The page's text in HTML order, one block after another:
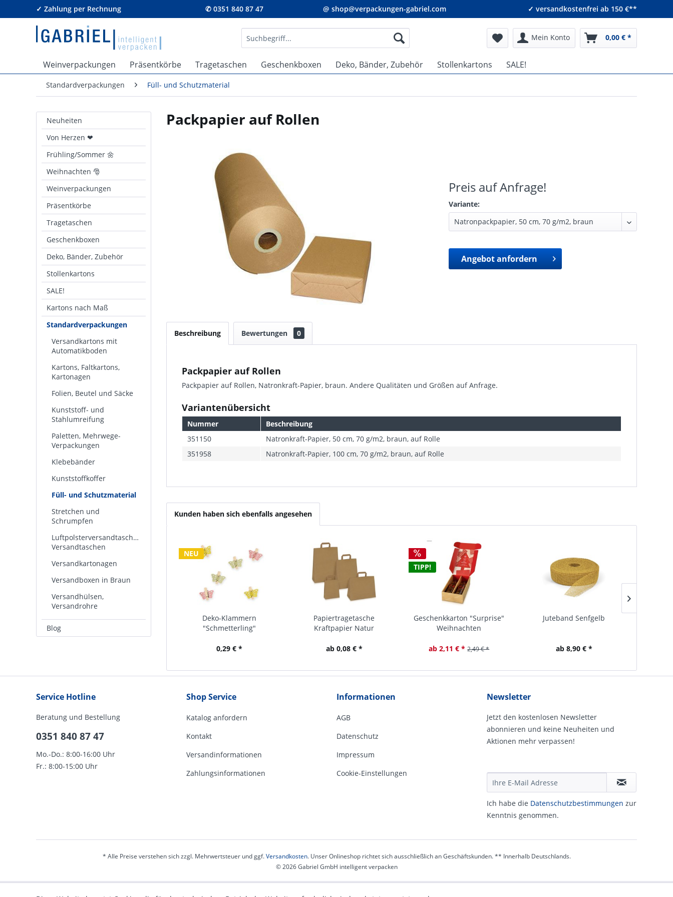
✓ Zahlung per Rechnung ✆ 0351 840 87 47 @ shop@verpackungen-gabriel.com ✓ versandkostenfrei ab 150 €**
Mein Konto 0,00 € *
Weinverpackungen Präsentkörbe Tragetaschen Geschenkboxen Deko, Bänder, Zubehör Stollenkartons SALE!
Standardverpackungen Füll- und Schutzmaterial
Neuheiten
Von Herzen ❤
Frühling/Sommer 🌼
Weihnachten 🎅
Weinverpackungen
Präsentkörbe
Tragetaschen
Geschenkboxen
Deko, Bänder, Zubehör
Stollenkartons
SALE!
Kartons nach Maß
Standardverpackungen
Versandkartons mit
Automatikboden
Kartons, Faltkartons,
Kartonagen
Folien, Beutel und Säcke
Kunststoff- und
Stahlumreifung
Paletten, Mehrwege-
Verpackungen
Klebebänder
Kunststoffkoffer
Füll- und Schutzmaterial
Stretchen und
Schrumpfen
Luftpolsterversandtaschen,
Versandtaschen
Versandkartonagen
Versandboxen in Braun
Versandhülsen,
Versandrohre
Blog
Packpapier auf Rollen
Preis auf Anfrage!
Variante:
Angebot anfordern
Beschreibung Bewertungen 0
Packpapier auf Rollen
Packpapier auf Rollen, Natronkraft-Papier, braun. Andere Qualitäten und Größen auf Anfrage.
Variantenübersicht
Nummer
Beschreibung
351150
Natronkraft-Papier, 50 cm, 70 g/m2, braun, auf Rolle
351958
Natronkraft-Papier, 100 cm, 70 g/m2, braun, auf Rolle
Kunden haben sich ebenfalls angesehen
NEU
Deko-Klammern
"Schmetterling"
0,29 € *
Papiertragetasche
Kraftpapier Natur
ab 0,08 € *
TIPP!
Geschenkkarton "Surprise"
Weihnachten
ab 2,11 € * 2,49 € *
Juteband Senfgelb
ab 8,90 € *
Service Hotline
Beratung und Bestellung
0351 840 87 47
Mo.-Do.: 8:00-16:00 Uhr
Fr.: 8:00-15:00 Uhr
Shop Service
Katalog anfordern
Kontakt
Versandinformationen
Zahlungsinformationen
Informationen
AGB
Datenschutz
Impressum
Cookie-Einstellungen
Newsletter
Jetzt den kostenlosen Newsletter
abonnieren und keine Neuheiten und
Aktionen mehr verpassen!
Ich habe die Daten­schutz­be­stim­mungen zur
Kennt­nis genommen.
* Alle Preise verstehen sich zzgl. Mehrwertsteuer und ggf.Versandkosten. Unser Onlineshop richtet sich ausschließlich an Geschäftskunden. ** Innerhalb Deutschlands.
© 2026 Gabriel GmbH intelligent verpacken